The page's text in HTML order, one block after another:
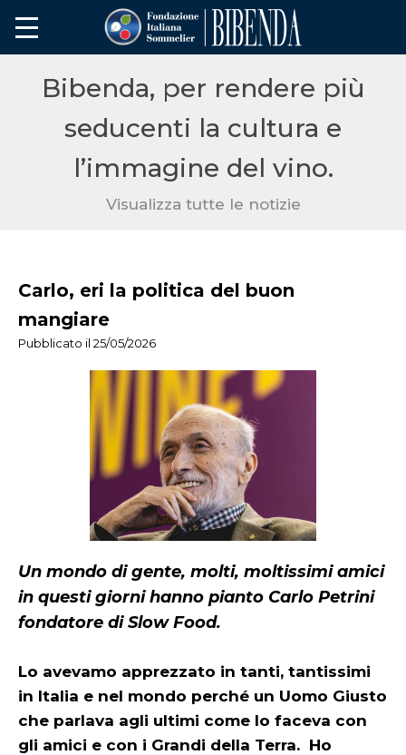
Bibenda, per rendere più
seducenti la cultura e
l’immagine del vino.
Visualizza tutte le notizie
Carlo, eri la politica del buon
mangiare
Pubblicato il 25/05/2026
Un mondo di gente, molti, moltissimi amici
in questi giorni hanno pianto Carlo Petrini
fondatore di Slow Food.
Lo avevamo apprezzato in tanti, tantissimi
in Italia e nel mondo perché un Uomo Giusto
che parlava agli ultimi come lo faceva con
gli amici e con i Grandi della Terra. Ho